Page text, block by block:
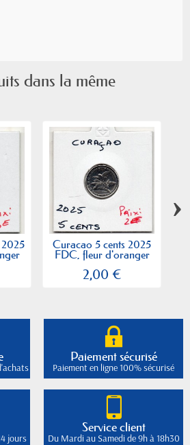
dans la même
Curacao 5 cents 2025
FDC, fleur d'oranger
2,00 €
›
Paiement sécurisé
Paiement en ligne 100% sécurisé
jours
Service client
Du Mardi au Samedi de 9h à 18h30